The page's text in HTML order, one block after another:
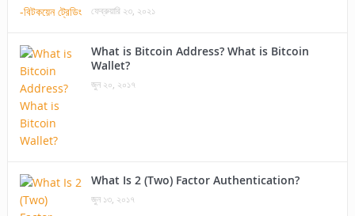
ফেব্রুয়ারি ২৩, ২০২১
What is Bitcoin Address? What is Bitcoin
Wallet?
জুন ২০, ২০১৭
What Is 2 (Two) Factor Authentication?
জুন ১৩, ২০১৭